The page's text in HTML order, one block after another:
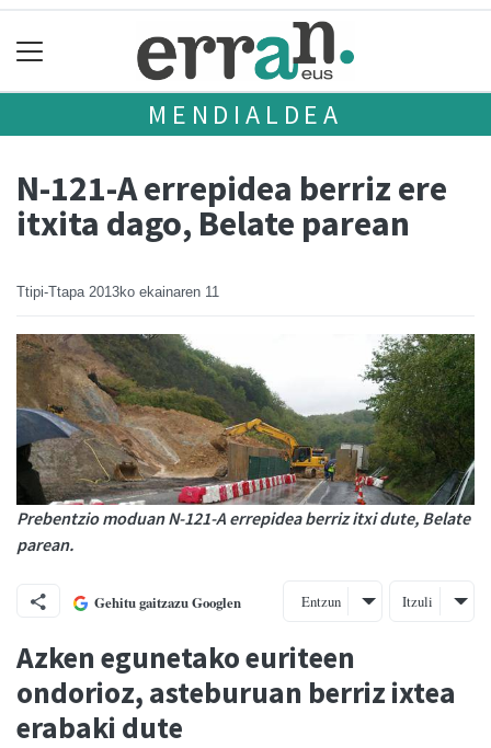
MENDIALDEA
N-121-A errepidea berriz ere
itxita dago, Belate parean
Ttipi-Ttapa 2013ko ekainaren 11
Prebentzio moduan N-121-A errepidea berriz itxi dute, Belate
parean.
Gehitu gaitzazu Googlen Entzun Itzuli
Azken egunetako euriteen
ondorioz, asteburuan berriz ixtea
erabaki dute